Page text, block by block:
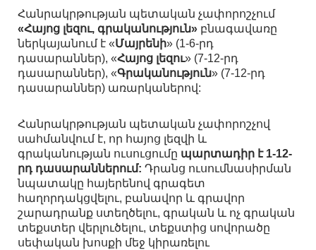
Հանրակրթության պետական չափորոշչում
«Հայոց լեզու, գրականություն» բնագավառը
ներկայանում է «Մայրենի» (1-6-րդ
դասարաններ), «Հայոց լեզու» (7-12-րդ
դասարաններ), «Գրականություն» (7-12-րդ
դասարաններ) առարկաներով:
Հանրակրթության պետական չափորոշչով
սահմանվում է, որ հայոց լեզվի և
գրականության ուսուցումը պարտադիր է 1-12-
րդ դասարաններում: Դրանց ուսումնասիրման
նպատակը հայերենով գրագետ
հաղորդակցվելու, բանավոր և գրավոր
շարադրանք ստեղծելու, գրական և ոչ գրական
տեքստեր վերլուծելու, տեքստից սովորածը
սեփական խոսքի մեջ կիրառելու